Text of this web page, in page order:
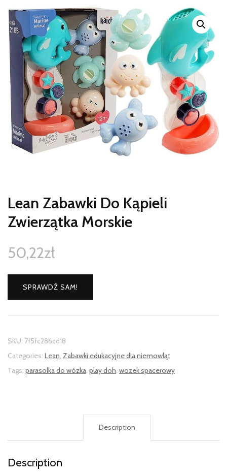
Lean Zabawki Do Kąpieli
Zwierzątka Morskie
50,22zł
SPRAWDŹ SAM!
SKU: 7f5fc286cd18
Categories: Lean, Zabawki edukacyjne dla niemowląt
Tags: parasolka do wózka, play doh, wozek spacerowy
Description
Description